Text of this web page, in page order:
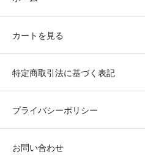
カートを見る
特定商取引法に基づく表記
プライバシーポリシー
お問い合わせ